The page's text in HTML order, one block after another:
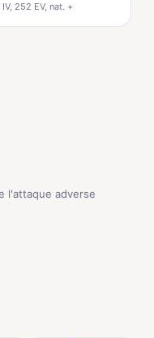
IV, 252 EV, nat. +
l'attaque adverse